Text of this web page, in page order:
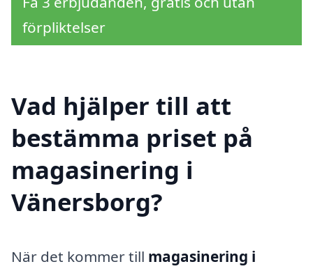
förpliktelser
Vad hjälper till att
bestämma priset på
magasinering i
Vänersborg?
När det kommer till magasinering i